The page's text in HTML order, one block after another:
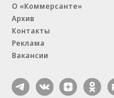
О «Коммерсанте»
Архив
Контакты
Реклама
Вакансии